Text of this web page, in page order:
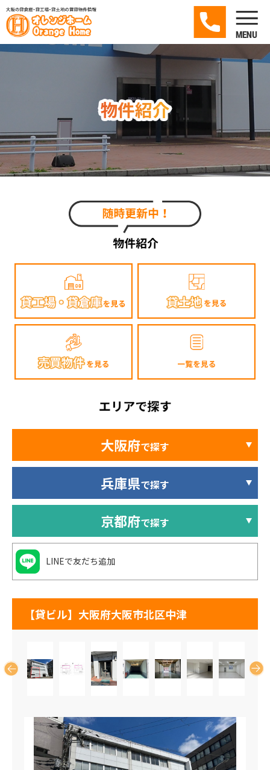
【貸ビル】大阪府大阪市北区中津
大阪府で探す
兵庫県で探す
京都府で探す
LINEで友だち追加